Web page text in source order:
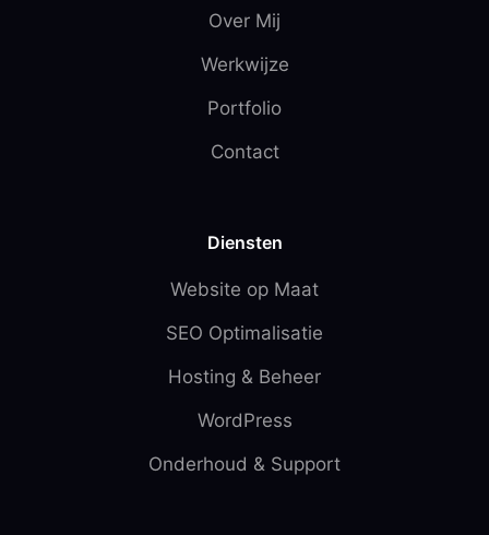
Over Mij
Werkwijze
Portfolio
Contact
Diensten
Website op Maat
SEO Optimalisatie
Hosting & Beheer
WordPress
Onderhoud & Support